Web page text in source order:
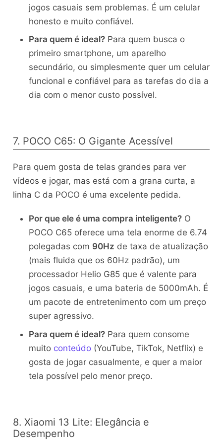
jogos casuais sem problemas. É um celular
honesto e muito confiável.
Para quem é ideal?Para quem busca o
primeiro smartphone, um aparelho
secundário, ou simplesmente quer um celular
funcional e confiável para as tarefas do dia a
dia com o menor custo possível.
7. POCO C65: O Gigante Acessível
Para quem gosta de telas grandes para ver
vídeos e jogar, mas está com a grana curta, a
linha C da POCO é uma excelente pedida.
Por que ele é uma compra inteligente?O
POCO C65 oferece uma tela enorme de 6.74
polegadas com 90Hz de taxa de atualização
(mais fluida que os 60Hz padrão), um
processador Helio G85 que é valente para
jogos casuais, e uma bateria de 5000mAh. É
um pacote de entretenimento com um preço
super agressivo.
Para quem é ideal?Para quem consome
muito conteúdo(YouTube, TikTok, Netflix) e
gosta de jogar casualmente, e quer a maior
tela possível pelo menor preço.
8. Xiaomi 13 Lite: Elegância e
Desempenho